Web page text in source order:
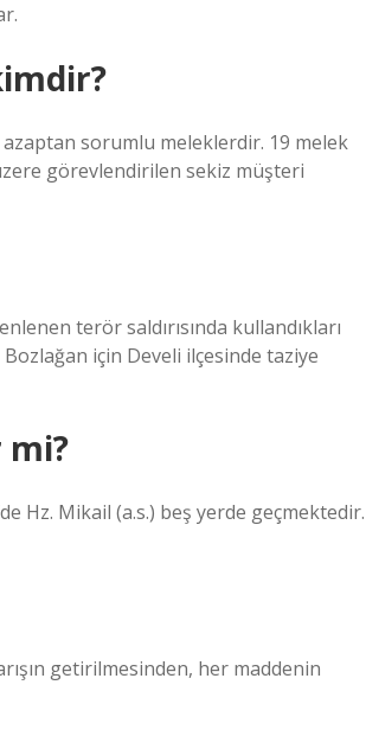
azaptan sorumlu meleklerdir. 19 melek
görevlendirilen sekiz müşteri
terör saldırısında kullandıkları
için Develi ilçesinde taziye
mi?
Hz. Mikail (a.s.) beş yerde geçmektedir.
getirilmesinden, her maddenin